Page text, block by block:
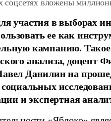
участия в выборах
ее как
кампанию.
анализа, доцент
Данилин на
социальных
и экспертная